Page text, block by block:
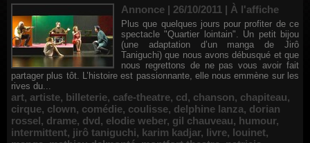
Annonce | 26/10/2011 | À l'affiche
Plus que quelques jours pour profiter de ce
spectacle "Quartier lointain". Un petit bijou
(une adaptation d’un manga de Jirô
Taniguchi) que nous avons débusqué et que
nous regrettons de ne pas vous avoir fait
partager plus tôt. L’histoire est passionnante, elle nous emmène sur les
rives du...
art, artiste, billeterie, cafe-theatre, cd, chanson, chapiteau,
cirque, clown, comédie, coulisse, delphine lanza, dorian
rossel, drame, dvd, elodie weber, gil chauveau, humour,
intermittent, jirô taniguchi, karim kadjar, livre, louinet,